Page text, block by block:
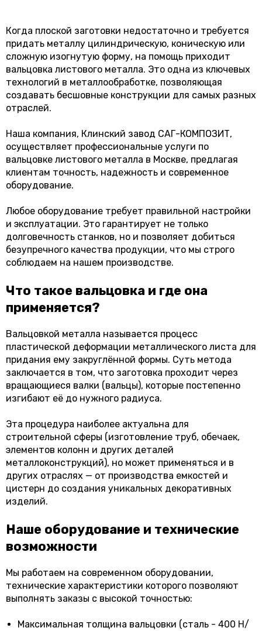
Когда плоской заготовки недостаточно и требуется
придать металлу цилиндрическую, коническую или
сложную изогнутую форму, на помощь приходит
вальцовка листового металла. Это одна из ключевых
технологий в металлообработке, позволяющая
создавать бесшовные конструкции для самых разных
отраслей.
Наша компания, Клинский завод САГ-КОМПОЗИТ,
осуществляет профессиональные услуги по
вальцовке листового металла в Москве, предлагая
клиентам точность, надежность и современное
оборудование.
Любое оборудование требует правильной настройки
и эксплуатации. Это гарантирует не только
долговечность станков, но и позволяет добиться
безупречного качества продукции, что мы строго
соблюдаем на нашем производстве.
Что такое вальцовка и где она
применяется?
Вальцовкой металла называется процесс
пластической деформации металлического листа для
придания ему закруглённой формы. Суть метода
заключается в том, что заготовка проходит через
вращающиеся валки (вальцы), которые постепенно
изгибают её до нужного радиуса.
Эта процедура наиболее актуальна для
строительной сферы (изготовление труб, обечаек,
элементов колонн и других деталей
металлоконструкций), но может применяться и в
других отраслях — от производства емкостей и
цистерн до создания уникальных декоративных
изделий.
Наше оборудование и технические
возможности
Мы работаем на современном оборудовании,
технические характеристики которого позволяют
выполнять заказы с высокой точностью:
Максимальная толщина вальцовки (сталь - 400 Н/